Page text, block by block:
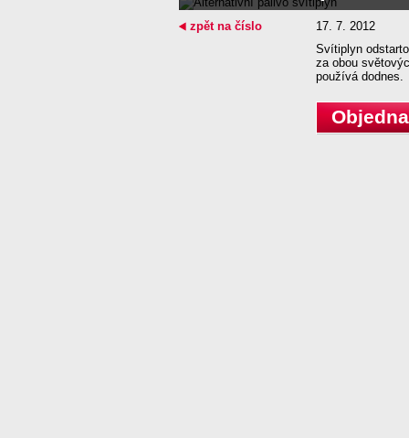
17. 7. 2012
Svítiplyn
za obou
používá dodnes.
zpět na číslo